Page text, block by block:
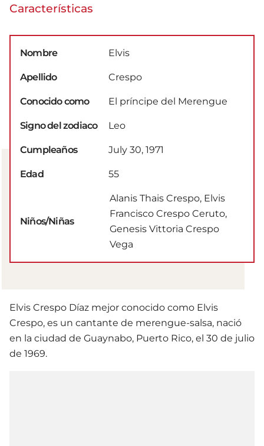
Características
Nombre Elvis
Apellido Crespo
Conocido como El príncipe del Merengue
Signo del zodiaco Leo
Cumpleaños July 30, 1971
Edad 55
Niños/Niñas
Alanis Thais Crespo, Elvis
Francisco Crespo Ceruto,
Genesis Vittoria Crespo
Vega
Elvis Crespo Díaz mejor conocido como Elvis
Crespo, es un cantante de merengue-salsa, nació
en la ciudad de Guaynabo, Puerto Rico, el 30 de julio
de 1969.